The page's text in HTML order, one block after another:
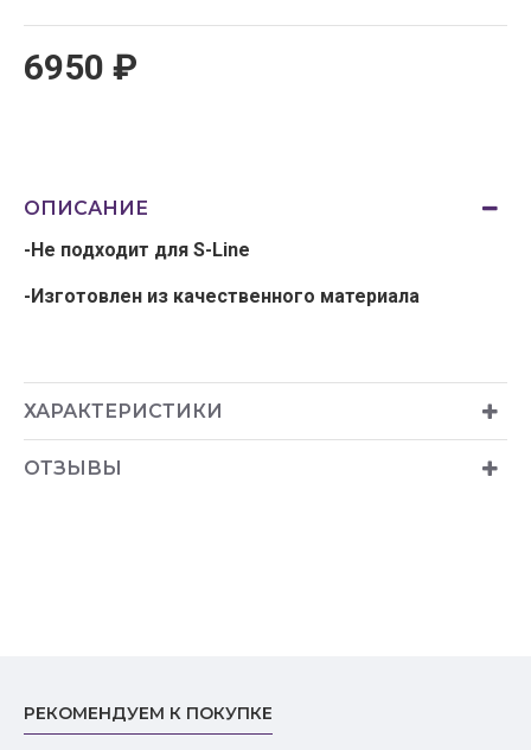
6950 ₽
ОПИСАНИЕ
-Не подходит для S-Line
-Изготовлен из качественного материала
ХАРАКТЕРИСТИКИ
ОТЗЫВЫ
РЕКОМЕНДУЕМ К ПОКУПКЕ